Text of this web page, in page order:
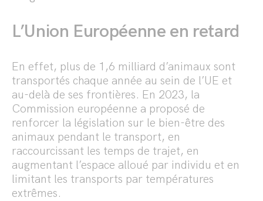
L’Union Européenne en retard
En effet, plus de 1,6 milliard d’animaux sont
transportés chaque année au sein de l’UE et
au-delà de ses frontières. En 2023, la
Commission européenne a proposé de
renforcer la législation sur le bien-être des
animaux pendant le transport, en
raccourcissant les temps de trajet, en
augmentant l’espace alloué par individu et en
limitant les transports par températures
extrêmes.